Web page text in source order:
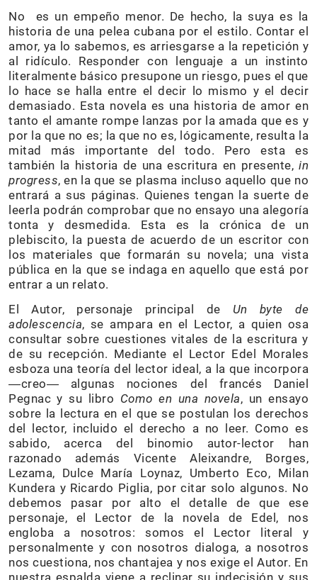
No es un empeño menor. De hecho, la suya es la
historia de una pelea cubana por el estilo. Contar el
amor, ya lo sabemos, es arriesgarse a la repetición y
al ridículo. Responder con lenguaje a un instinto
literalmente básico presupone un riesgo, pues el que
lo hace se halla entre el decir lo mismo y el decir
demasiado. Esta novela es una historia de amor en
tanto el amante rompe lanzas por la amada que es y
por la que no es; la que no es, lógicamente, resulta la
mitad más importante del todo. Pero esta es
también la historia de una escritura en presente, in
progress, en la que se plasma incluso aquello que no
entrará a sus páginas. Quienes tengan la suerte de
leerla podrán comprobar que no ensayo una alegoría
tonta y desmedida. Esta es la crónica de un
plebiscito, la puesta de acuerdo de un escritor con
los materiales que formarán su novela; una vista
pública en la que se indaga en aquello que está por
entrar a un relato.
El Autor, personaje principal de Un byte de
adolescencia, se ampara en el Lector, a quien osa
consultar sobre cuestiones vitales de la escritura y
de su recepción. Mediante el Lector Edel Morales
esboza una teoría del lector ideal, a la que incorpora
―creo― algunas nociones del francés Daniel
Pegnac y su libro Como en una novela, un ensayo
sobre la lectura en el que se postulan los derechos
del lector, incluido el derecho a no leer. Como es
sabido, acerca del binomio autor-lector han
razonado además Vicente Aleixandre, Borges,
Lezama, Dulce María Loynaz, Umberto Eco, Milan
Kundera y Ricardo Piglia, por citar solo algunos. No
debemos pasar por alto el detalle de que ese
personaje, el Lector de la novela de Edel, nos
engloba a nosotros: somos el Lector literal y
personalmente y con nosotros dialoga, a nosotros
nos cuestiona, nos chantajea y nos exige el Autor. En